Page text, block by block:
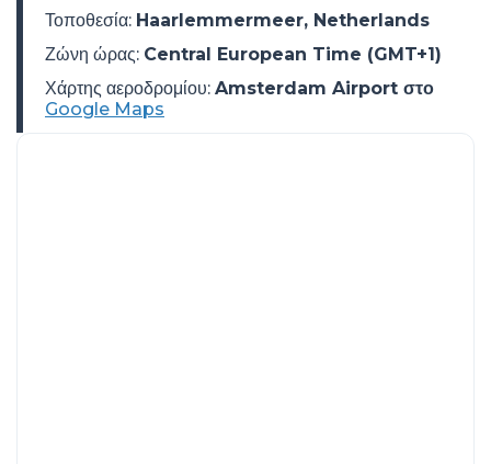
Τοποθεσία: Haarlemmermeer, Netherlands
Ζώνη ώρας: Central European Time (GMT+1)
Χάρτης αεροδρομίου: Amsterdam Airport στο
Google Maps